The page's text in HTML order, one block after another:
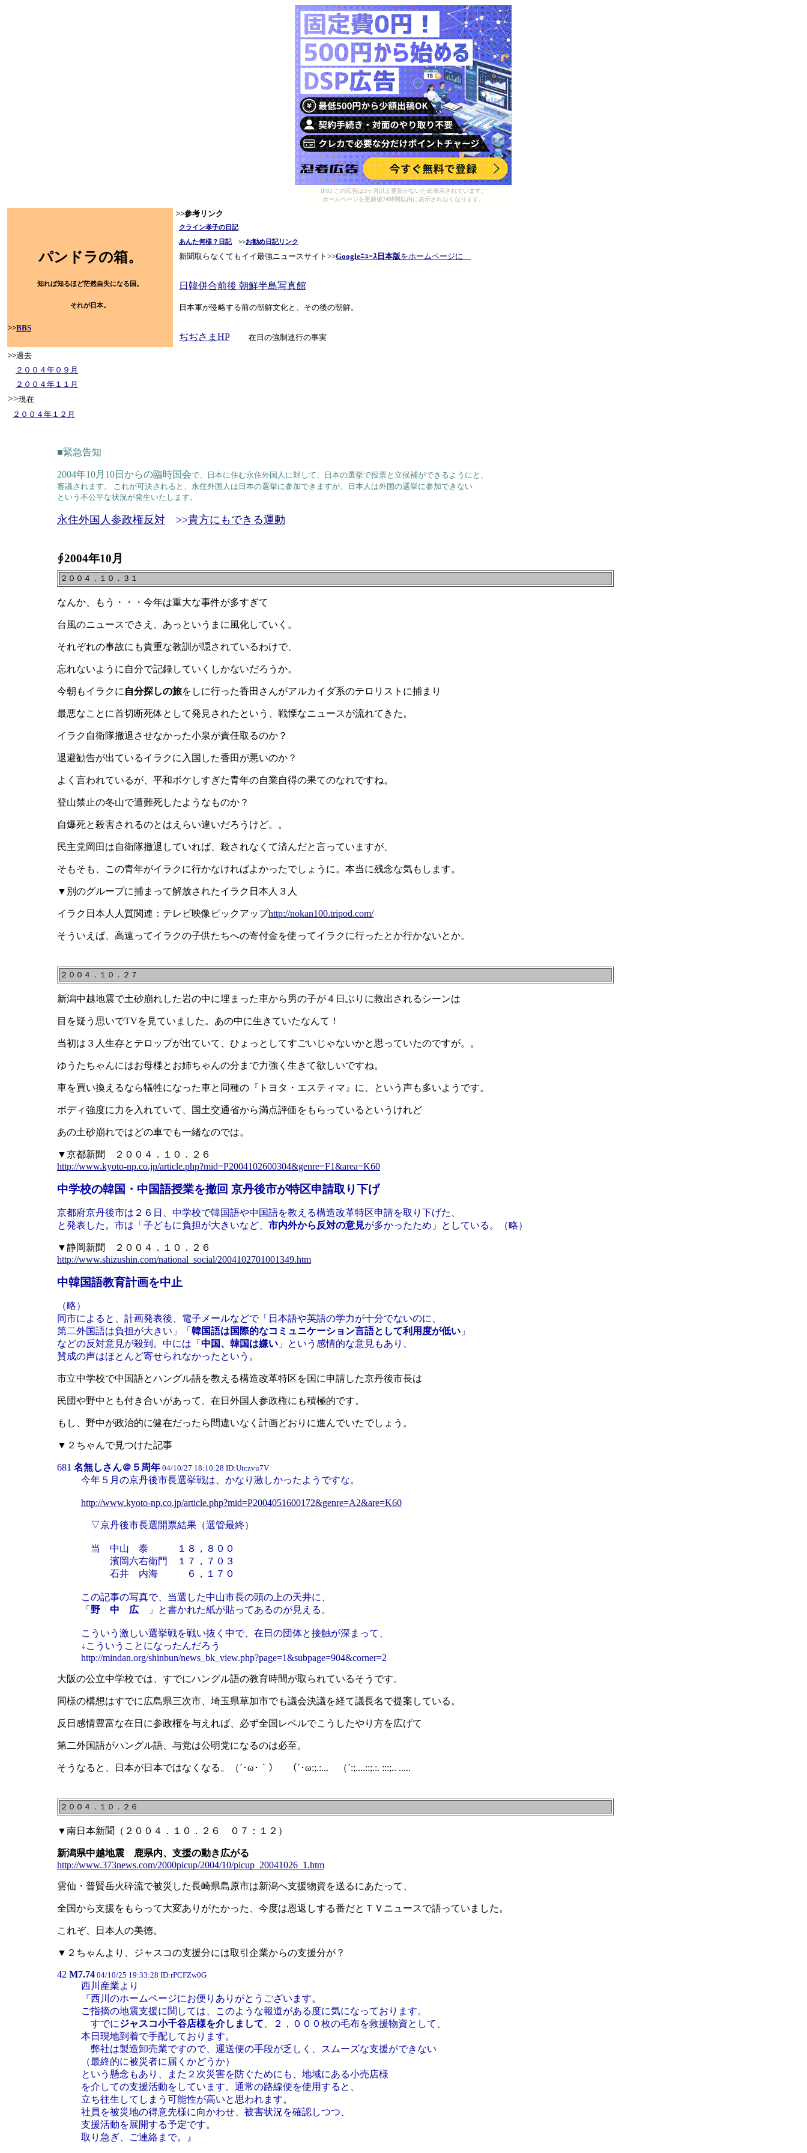
[PR] この広告は3ヶ月以上更新がないため表示されています。
ホームページを更新後24時間以内に表示されなくなります。
パンドラの箱。
知れば知るほど茫然自失になる国。
それが日本。
>>BBS
>>参考リンク
クライン孝子の日記
あんた何様？日記>>お勧め日記リンク
新聞取らなくてもイイ最強ニュースサイト>>Googleﾆｭｰｽ日本版をホームページに
日韓併合前後 朝鮮半島写真館
日本軍が侵略する前の朝鮮文化と、その後の朝鮮。
ぢぢさまHP
在日の強制連行の事実
>>過去
２００４年０９月
２００４年１１月
>>現在
２００４年１２月
■緊急告知
2004年10月10日からの臨時国会で、日本に住む永住外国人に対して、日本の選挙で投票と立候補ができるようにと、
審議されます。 これが可決されると、永住外国人は日本の選挙に参加できますが、日本人は外国の選挙に参加できない
という不公平な状況が発生いたします。
永住外国人参政権反対 >>貴方にもできる運動
∮2004年10月
２００４．１０．３１
なんか、もう・・・今年は重大な事件が多すぎて
台風のニュースでさえ、あっというまに風化していく。
それぞれの事故にも貴重な教訓が隠されているわけで、
忘れないように自分で記録していくしかないだろうか。
今朝もイラクに 自分探しの旅をしに行った香田さんがアルカイダ系のテロリストに捕まり
最悪なことに首切断死体として発見されたという、戦慄なニュースが流れてきた。
イラク自衛隊撤退させなかった小泉が責任取るのか？
退避勧告が出ているイラクに入国した香田が悪いのか？
よく言われているが、平和ボケしすぎた青年の自業自得の果てのなれですね。
登山禁止の冬山で遭難死したようなものか？
自爆死と殺害されるのとはえらい違いだろうけど。。
民主党岡田は自衛隊撤退していれば、殺されなくて済んだと言っていますが、
そもそも、この青年がイラクに行かなければよかったでしょうに。本当に残念な気もします。
▼別のグループに捕まって解放されたイラク日本人３人
イラク日本人人質関連：テレビ映像ピックアップhttp://nokan100.tripod.com/
そういえば、高遠ってイラクの子供たちへの寄付金を使ってイラクに行ったとか行かないとか。
２００４．１０．２７
新潟中越地震で土砂崩れした岩の中に埋まった車から男の子が４日ぶりに救出されるシーンは
目を疑う思いでTVを見ていました。あの中に生きていたなんて！
当初は３人生存とテロップが出ていて、ひょっとしてすごいじゃないかと思っていたのですが。。
ゆうたちゃんにはお母様とお姉ちゃんの分まで力強く生きて欲しいですね。
車を買い換えるなら犠牲になった車と同種の『トヨタ・エスティマ』に、という声も多いようです。
ボディ強度に力を入れていて、国土交通省から満点評価をもらっているというけれど
あの土砂崩れではどの車でも一緒なのでは。
▼京都新聞 ２００４．１０．２６
http://www.kyoto-np.co.jp/article.php?mid=P2004102600304&genre=F1&area=K60
中学校の韓国・中国語授業を撤回 京丹後市が特区申請取り下げ
京都府京丹後市は２６日、中学校で韓国語や中国語を教える構造改革特区申請を取り下げた、
と発表した。市は「子どもに負担が大きいなど、 市内外から反対の意見が多かったため」としている。（略）
▼静岡新聞 ２００４．１０．２６
http://www.shizushin.com/national_social/2004102701001349.htm
中韓国語教育計画を中止
（略）
同市によると、計画発表後、電子メールなどで「日本語や英語の学力が十分でないのに、
第二外国語は負担が大きい」「 韓国語は国際的なコミュニケーション言語として利用度が低い 」
などの反対意見が殺到。中には「 中国、韓国は嫌い 」という感情的な意見もあり、
賛成の声はほとんど寄せられなかったという。
市立中学校で中国語とハングル語を教える構造改革特区を国に申請した京丹後市長は
民団や野中とも付き合いがあって、在日外国人参政権にも積極的です。
もし、野中が政治的に健在だったら間違いなく計画どおりに進んでいたでしょう。
▼２ちゃんで見つけた記事
681 名無しさん＠５周年 04/10/27 18:10:28 ID:Utczvu7V
今年５月の京丹後市長選挙戦は、かなり激しかったようですな。
http://www.kyoto-np.co.jp/article.php?mid=P2004051600172&genre=A2&are=K60
▽京丹後市長選開票結果（選管最終）
当 中山 泰 １８，８００
濱岡六右衛門 １７，７０３
石井 内海 ６，１７０
この記事の写真で、当選した中山市長の頭の上の天井に、
「 野 中 広 」と書かれた紙が貼ってあるのが見える。
こういう激しい選挙戦を戦い抜く中で、在日の団体と接触が深まって、
↓こういうことになったんだろう
http://mindan.org/shinbun/news_bk_view.php?page=1&subpage=904&corner=2
大阪の公立中学校では、すでにハングル語の教育時間が取られているそうです。
同様の構想はすでに広島県三次市、埼玉県草加市でも議会決議を経て議長名で提案している。
反日感情豊富な在日に参政権を与えれば、必ず全国レベルでこうしたやり方を広げて
第二外国語がハングル語、与党は公明党になるのは必至。
そうなると、日本が日本ではなくなる。（´･ω･｀） （´･ω:;.:... （´:;....::;.:. :::;.. .....
２００４．１０．２６
▼南日本新聞（２００４．１０．２６ ０７：１２）
新潟県中越地震 鹿県内、支援の動き広がる
http://www.373news.com/2000picup/2004/10/picup_20041026_1.htm
雲仙・普賢岳火砕流で被災した長崎県島原市は新潟へ支援物資を送るにあたって、
全国から支援をもらって大変ありがたかった、今度は恩返しする番だとＴＶニュースで語っていました。
これぞ、日本人の美徳。
▼２ちゃんより、ジャスコの支援分には取引企業からの支援分が？
42 M7.74 04/10/25 19:33:28 ID:rPCFZw0G
西川産業より
『西川のホームページにお便りありがとうございます。
ご指摘の地震支援に関しては、このような報道がある度に気になっております。
すでにジャスコ小千谷店様を介しまして 、２，０００枚の毛布を救援物資として、
本日現地到着で手配しております。
弊社は製造卸売業ですので、運送便の手段が乏しく、スムーズな支援ができない
（最終的に被災者に届くかどうか）
という懸念もあり、また２次災害を防ぐためにも、地域にある小売店様
を介しての支援活動をしています。通常の路線便を使用すると、
立ち往生してしまう可能性が高いと思われます。
社員を被災地の得意先様に向かわせ、被害状況を確認しつつ、
支援活動を展開する予定です。
取り急ぎ、ご連絡まで。』